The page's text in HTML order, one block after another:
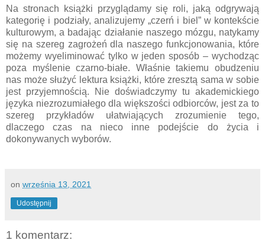
Na stronach książki przyglądamy się roli, jaką odgrywają
kategorię i podziały, analizujemy „czerń i biel” w kontekście
kulturowym, a badając działanie naszego mózgu, natykamy
się na szereg zagrożeń dla naszego funkcjonowania, które
możemy wyeliminować tylko w jeden sposób – wychodząc
poza myślenie czarno-białe. Właśnie takiemu obudzeniu
nas może służyć lektura książki, które zresztą sama w sobie
jest przyjemnością. Nie doświadczymy tu akademickiego
języka niezrozumiałego dla większości odbiorców, jest za to
szereg przykładów ułatwiających zrozumienie tego,
dlaczego czas na nieco inne podejście do życia i
dokonywanych wyborów.
on września 13, 2021
Udostępnij
1 komentarz: